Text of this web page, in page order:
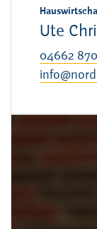
Ute
04662